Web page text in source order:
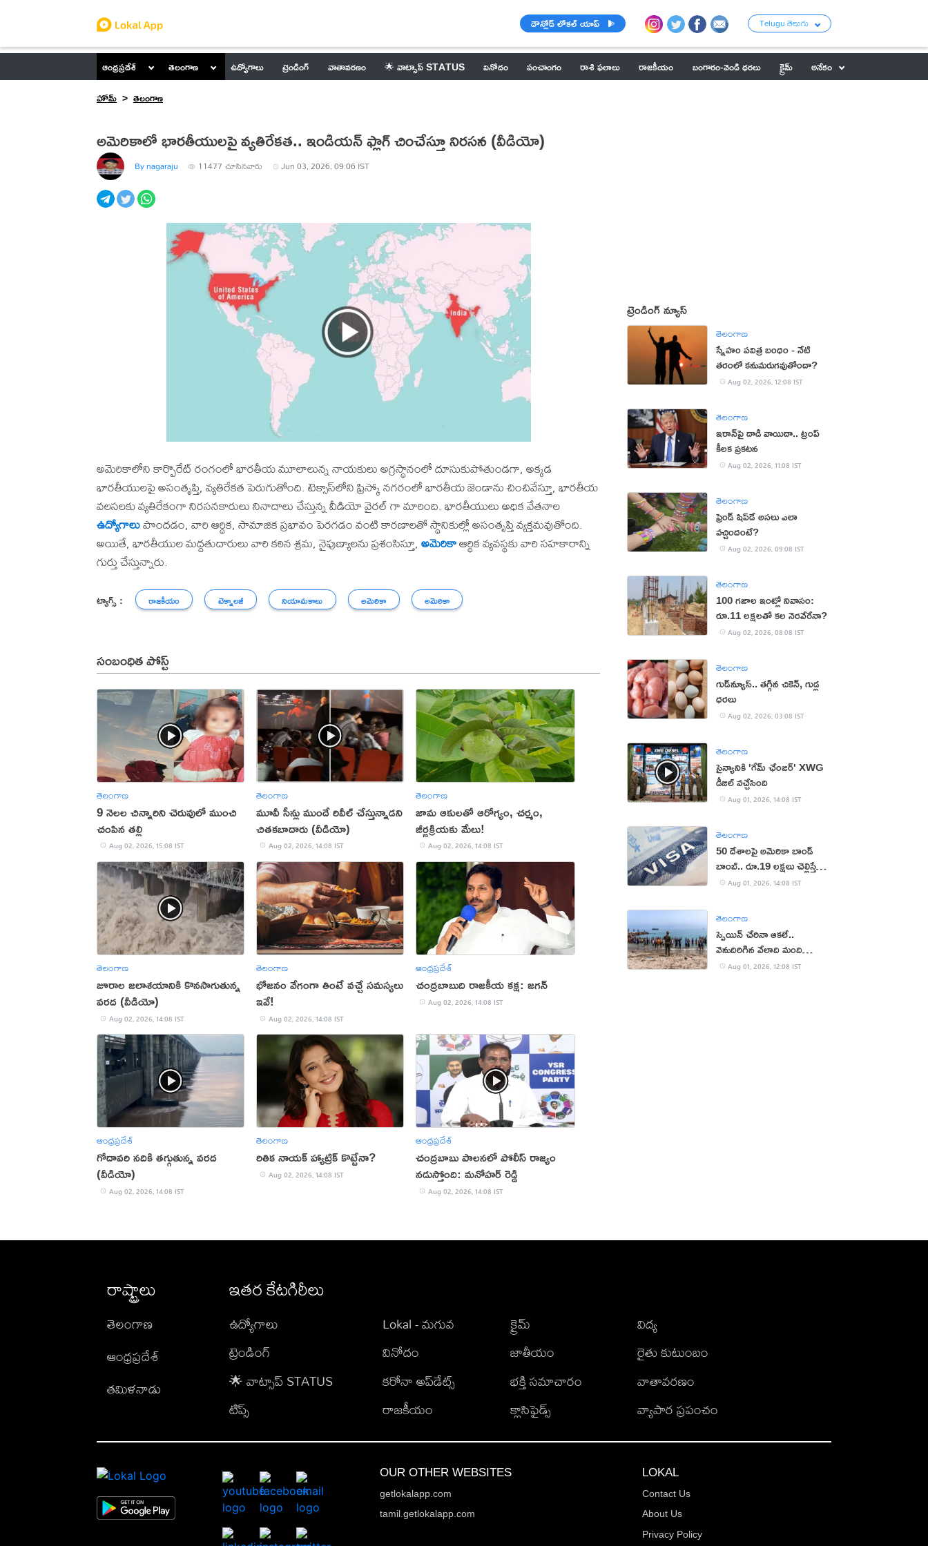
డౌన్లోడ్ లోకల్ యాప్ Telugu తెలుగు
ఆంధ్రప్రదేశ్ తెలంగాణ ఉద్యోగాలు ట్రెండింగ్ వాతావరణం 🌟 వాట్సాప్ STATUS వినోదం పంచాంగం రాశి ఫలాలు రాజకీయం బంగారం-వెండి ధరలు క్రైమ్
అనేకం
హోమ్
తెలంగాణ
అమెరికాలో భారతీయులపై వ్యతిరేకత.. ఇండియన్ ఫ్లాగ్ చించేస్తూ నిరసన (వీడియో)
By nagaraju 11477 చూసినవారు Jun 03, 2026, 09:06 IST
అమెరికాలోని కార్పొరేట్ రంగంలో భారతీయ మూలాలున్న నాయకులు అగ్రస్థానంలో దూసుకుపోతుండగా, అక్కడ
భారతీయులపై అసంతృప్తి, వ్యతిరేకత పెరుగుతోంది. టెక్సాస్‌లోని ఫ్రిస్కో నగరంలో భారతీయ జెండాను చించివేస్తూ, భారతీయ
వలసలకు వ్యతిరేకంగా నిరసనకారులు నినాదాలు చేస్తున్న వీడియో వైరల్ గా మారింది. భారతీయులు అధిక వేతనాల
ఉద్యోగాలుపొందడం, వారి ఆర్థిక, సామాజిక ప్రభావం పెరగడం వంటి కారణాలతో స్థానికుల్లో అసంతృప్తి వ్యక్తమవుతోంది.
అయితే, భారతీయుల మద్దతుదారులు వారి కఠిన శ్రమ, నైపుణ్యాలను ప్రశంసిస్తూ,అమెరికాఆర్థిక వ్యవస్థకు వారి సహకారాన్ని
గుర్తు చేస్తున్నారు.
ట్యాగ్స్ : రాజకీయం టెక్నాలజీ నియామకాలు అమెరికా అమెరికా
సంబంధిత పోస్ట్
తెలంగాణ
9 నెలల చిన్నారిని చెరువులో ముంచి
చంపిన తల్లి
Aug 02, 2026, 15:08 IST
తెలంగాణ
మూవీ సీన్లు ముందే రివీల్ చేస్తున్నాడని
చితకబాదారు (వీడియో)
Aug 02, 2026, 14:08 IST
తెలంగాణ
జామ ఆకులతో ఆరోగ్యం, చర్మం,
జీర్ణక్రియకు మేలు!
Aug 02, 2026, 14:08 IST
తెలంగాణ
జూరాల జలాశయానికి కొనసాగుతున్న
వరద (వీడియో)
Aug 02, 2026, 14:08 IST
తెలంగాణ
భోజనం వేగంగా తింటే వచ్చే సమస్యలు
ఇవే!
Aug 02, 2026, 14:08 IST
ఆంధ్రప్రదేశ్
చంద్రబాబుది రాజకీయ కక్ష: జగన్
Aug 02, 2026, 14:08 IST
ఆంధ్రప్రదేశ్
గోదావరి నదికి తగ్గుతున్న వరద
(వీడియో)
Aug 02, 2026, 14:08 IST
తెలంగాణ
రితిక నాయక్ హ్యాట్రిక్ కొట్టేనా?
Aug 02, 2026, 14:08 IST
ఆంధ్రప్రదేశ్
చంద్రబాబు పాలనలో పోలీస్ రాజ్యం
నడుస్తోంది: మనోహర్ రెడ్డి
Aug 02, 2026, 14:08 IST
ట్రెండింగ్ న్యూస్
తెలంగాణ
స్నేహం పవిత్ర బంధం - నేటి
తరంలో కనుమరుగవుతోందా?
Aug 02, 2026, 12:08 IST
తెలంగాణ
ఇరాన్‌పై దాడి వాయిదా.. ట్రంప్
కీలక ప్రకటన
Aug 02, 2026, 11:08 IST
తెలంగాణ
ఫ్రెండ్ షిప్‌డే అసలు ఎలా
వచ్చిందంటే?
Aug 02, 2026, 09:08 IST
తెలంగాణ
100 గజాల ఇంట్లో నివాసం:
రూ.11 లక్షలతో కల నెరవేరేనా?
Aug 02, 2026, 08:08 IST
తెలంగాణ
గుడ్‌న్యూస్.. తగ్గిన చికెన్, గుడ్ల
ధరలు
Aug 02, 2026, 03:08 IST
తెలంగాణ
సైన్యానికి 'గేమ్ ఛేంజర్' XWG
డీజిల్ వచ్చేసింది
Aug 01, 2026, 14:08 IST
తెలంగాణ
50 దేశాలపై అమెరికా బాండ్
బాంబ్.. రూ.19 లక్షలు చెల్లిస్తేనే
వీసా!Aug 01, 2026, 14:08 IST
తెలంగాణ
స్పెయిన్ చేరినా ఆకలే..
వెనుదిరిగిన వేలాది మంది
వలసదారులు
Aug 01, 2026, 12:08 IST
రాష్ట్రాలు
తెలంగాణ
ఆంధ్రప్రదేశ్
తమిళనాడు
ఇతర కేటగిరీలు
ఉద్యోగాలు
ట్రెండింగ్
🌟 వాట్సాప్ STATUS
టిప్స్
Lokal - మగువ
వినోదం
కరోనా అప్‌డేట్స్
రాజకీయం
క్రైమ్
జాతీయం
భక్తి సమాచారం
క్లాసిఫైడ్స్
విద్య
రైతు కుటుంబం
వాతావరణం
వ్యాపార ప్రపంచం
OUR OTHER WEBSITES
getlokalapp.com
tamil.getlokalapp.com
LOKAL
Contact Us
About Us
Privacy Policy